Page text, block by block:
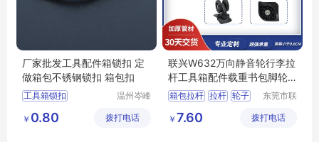
厂家批发工具配件箱锁扣 定
做箱包不锈钢锁扣 箱包扣
工具箱锁扣
箱包扣 箱包配件
温州岑峰
公司
￥ 0.80 拨打电话
联兴W632万向静音轮行李拉
杆工具箱配件载重书包脚轮
箱包避震滑轮
箱包拉杆 拉杆 轮子
东莞市联
件有限公
￥ 7.60 拨打电话